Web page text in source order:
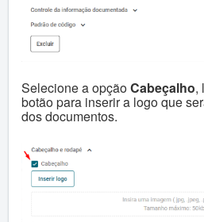
Selecione a opçãoCabeçalho,
botão para inserir a logo que
dos documentos.